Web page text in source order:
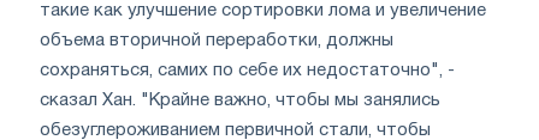
такие как улучшение сортировки лома и увеличение
объема вторичной переработки, должны
сохраняться, самих по себе их недостаточно", -
сказал Хан. "Крайне важно, чтобы мы занялись
обезуглероживанием первичной стали, чтобы